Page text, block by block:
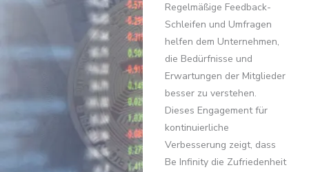
Regelmäßige Feedback-
Schleifen und Umfragen
helfen dem Unternehmen,
die Bedürfnisse und
Erwartungen der Mitglieder
besser zu verstehen.
Dieses Engagement für
kontinuierliche
Verbesserung zeigt, dass
Be Infinity die Zufriedenheit